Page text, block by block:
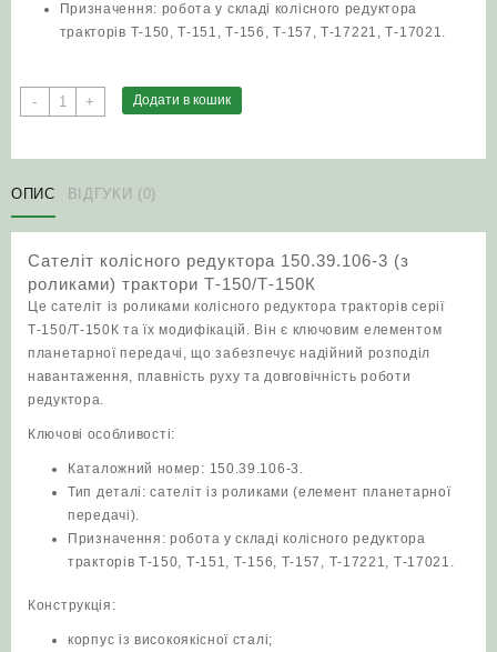
Призначення: робота у складі колісного редуктора
тракторів Т-150, Т-151, Т-156, Т-157, Т-17221, Т-17021.
-
Сателіт
колісного
3
(з
трактори
Т-150/
Т-150К
кількість
+ Додати в кошик
ОПИС ВІДГУКИ (0)
Сателіт колісного редуктора 150.39.106-3 (з
роликами) трактори Т-150/Т-150К
Це сателіт із роликами колісного редуктора тракторів серії
Т-150/Т-150К та їх модифікацій. Він є ключовим елементом
планетарної передачі, що забезпечує надійний розподіл
навантаження, плавність руху та довговічність роботи
редуктора.
Ключові особливості:
Каталожний номер: 150.39.106-3.
Тип деталі: сателіт із роликами (елемент планетарної
передачі).
Призначення: робота у складі колісного редуктора
тракторів Т-150, Т-151, Т-156, Т-157, Т-17221, Т-17021.
Конструкція:
корпус із високоякісної сталі;